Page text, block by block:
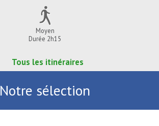
Moyen
Durée 2h15
Tous les itinéraires
Notre sélection